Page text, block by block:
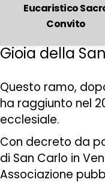
Eucaristico
Convito
Gioia della
Questo ramo,
ha raggiunto nel
ecclesiale.
Con decreto da
di San Carlo in
Associazione